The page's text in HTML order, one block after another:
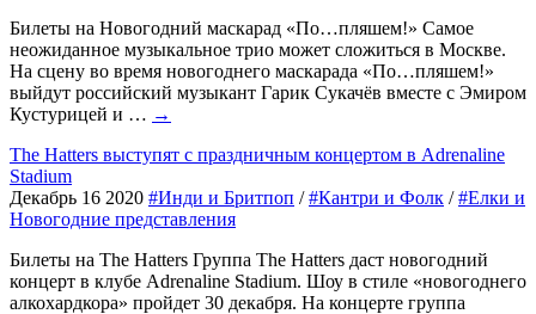
Билеты на Новогодний маскарад «По…пляшем!» Самое
неожиданное музыкальное трио может сложиться в Москве.
На сцену во время новогоднего маскарада «По…пляшем!»
выйдут российский музыкант Гарик Сукачёв вместе с Эмиром
Кустурицей и … →
The Hatters выступят с праздничным концертом в Adrenaline
Stadium
Декабрь 16 2020 #Инди и Бритпоп /#Кантри и Фолк /#Елки и
Новогодние представления
Билеты на The Hatters Группа The Hatters даст новогодний
концерт в клубе Adrenaline Stadium. Шоу в стиле «новогоднего
алкохардкора» пройдет 30 декабря. На концерте группа